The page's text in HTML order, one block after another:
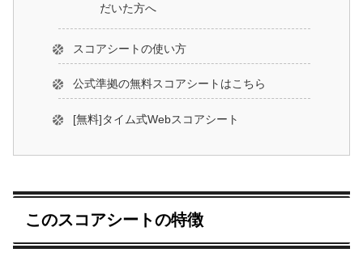
だいた方へ
スコアシートの使い方
公式準拠の無料スコアシートはこちら
[無料]タイム式Webスコアシート
このスコアシートの特徴